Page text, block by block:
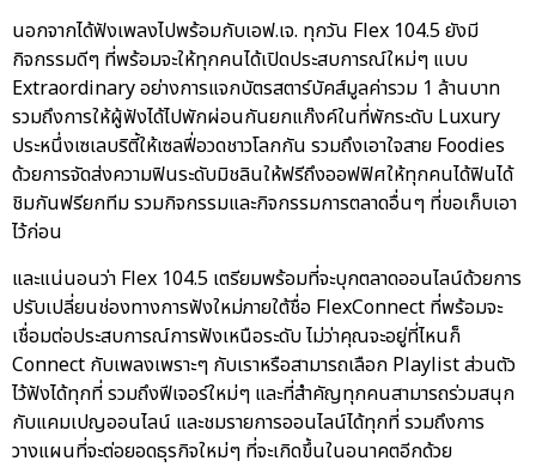
นอกจากได้ฟังเพลงไปพร้อมกับเอฟ.เจ. ทุกวัน Flex 104.5 ยังมี
กิจกรรมดีๆ ที่พร้อมจะให้ทุกคนได้เปิดประสบการณ์ใหม่ๆ แบบ
Extraordinary อย่างการแจกบัตรสตาร์บัคส์มูลค่ารวม 1 ล้านบาท
รวมถึงการให้ผู้ฟังได้ไปพักผ่อนกันยกแก๊งค์ในที่พักระดับ Luxury
ประหนึ่งเซเลบริตี้ให้เซลฟี่อวดชาวโลกกัน รวมถึงเอาใจสาย Foodies
ด้วยการจัดส่งความฟินระดับมิชลินให้ฟรีถึงออฟฟิศให้ทุกคนได้ฟินได้
ชิมกันฟรียกทีม รวมกิจกรรมและกิจกรรมการตลาดอื่นๆ ที่ขอเก็บเอา
ไว้ก่อน
และแน่นอนว่า Flex 104.5 เตรียมพร้อมที่จะบุกตลาดออนไลน์ด้วยการ
ปรับเปลี่ยนช่องทางการฟังใหม่ภายใต้ชื่อ FlexConnect ที่พร้อมจะ
เชื่อมต่อประสบการณ์การฟังเหนือระดับ ไม่ว่าคุณจะอยู่ที่ไหนก็
Connect กับเพลงเพราะๆ กับเราหรือสามารถเลือก Playlist ส่วนตัว
ไว้ฟังได้ทุกที่ รวมถึงฟีเจอร์ใหม่ๆ และที่สำคัญทุกคนสามารถร่วมสนุก
กับแคมเปญออนไลน์ และชมรายการออนไลน์ได้ทุกที่ รวมถึงการ
วางแผนที่จะต่อยอดธุรกิจใหม่ๆ ที่จะเกิดขึ้นในอนาคตอีกด้วย